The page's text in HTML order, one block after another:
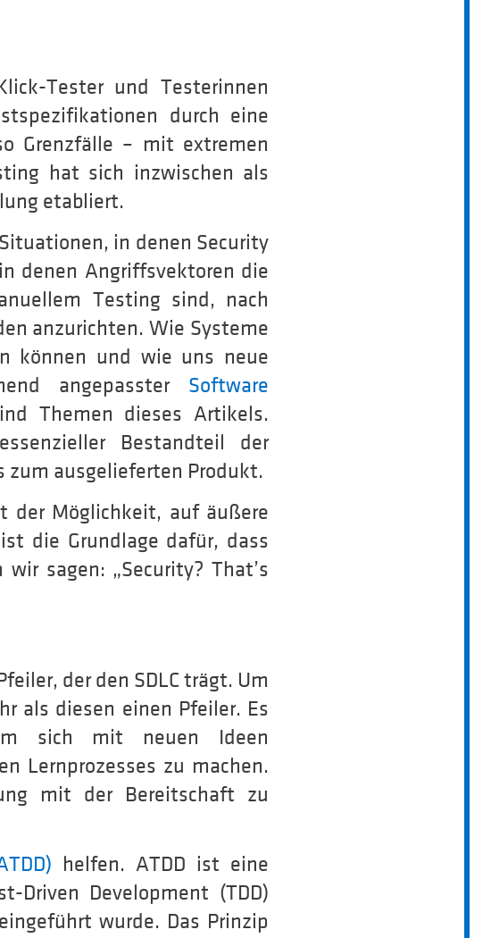
Tester und Testerinnen
durch eine
Grenzfälle – mit extremen
hat sich inzwischen als
etabliert.
in denen Security
denen Angriffsvektoren die
Testing sind, nach
anzurichten. Wie Systeme
können und wie uns neue
angepasster Software
Themen dieses Artikels.
Bestandteil der
zum ausgelieferten Produkt.
der Möglichkeit, auf äußere
die Grundlage dafür, dass
sagen: „Security? That’s
der den SDLC trägt. Um
als diesen einen Pfeiler. Es
sich mit neuen Ideen
Lernprozesses zu machen.
mit der Bereitschaft zu
helfen. ATDD ist eine
Driven Development (TDD)
wurde. Das Prinzip